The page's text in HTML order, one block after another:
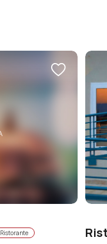
Ristorante